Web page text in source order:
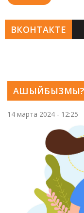
АШЫЙБЫЗМЫ?
14 марта 2024 - 12:25
ВКОНТАКТЕ